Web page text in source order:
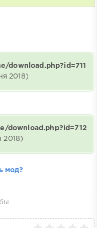
download.php?id=711
2018)
download.php?id=712
2018)
мод?